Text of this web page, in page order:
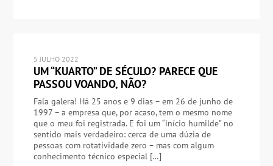
5 JULHO 2022
UM “KUARTO” DE SÉCULO? PARECE QUE
PASSOU VOANDO, NÃO?
Fala galera! Há 25 anos e 9 dias – em 26 de junho de
1997 – a empresa que, por acaso, tem o mesmo nome
que o meu foi registrada. E foi um “início humilde” no
sentido mais verdadeiro: cerca de uma dúzia de
pessoas com rotatividade zero – mas com algum
conhecimento técnico especial […]